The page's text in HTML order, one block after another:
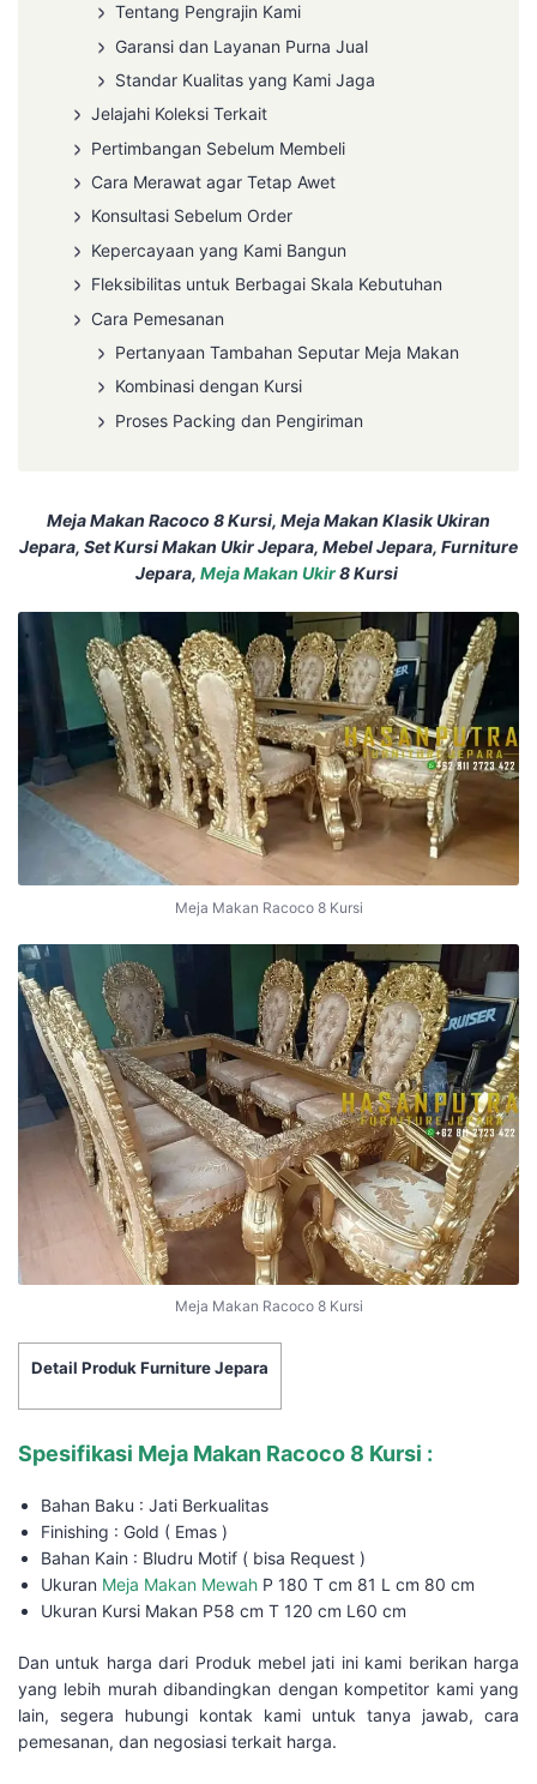
Tentang Pengrajin Kami
Garansi dan Layanan Purna Jual
Standar Kualitas yang Kami Jaga
Jelajahi Koleksi Terkait
Pertimbangan Sebelum Membeli
Cara Merawat agar Tetap Awet
Konsultasi Sebelum Order
Kepercayaan yang Kami Bangun
Fleksibilitas untuk Berbagai Skala Kebutuhan
Cara Pemesanan
Pertanyaan Tambahan Seputar Meja Makan
Kombinasi dengan Kursi
Proses Packing dan Pengiriman
Meja Makan Racoco 8 Kursi, Meja Makan Klasik Ukiran
Jepara, Set Kursi Makan Ukir Jepara, Mebel Jepara, Furniture
Jepara, Meja Makan Ukir8 Kursi
Meja Makan Racoco 8 Kursi
Meja Makan Racoco 8 Kursi
Detail Produk Furniture Jepara
Spesifikasi Meja Makan Racoco 8 Kursi :
Bahan Baku : Jati Berkualitas
Finishing : Gold ( Emas )
Bahan Kain : Bludru Motif ( bisa Request )
Ukuran Meja Makan Mewah P 180 T cm 81 L cm 80 cm
Ukuran Kursi Makan P58 cm T 120 cm L60 cm
Dan untuk harga dari Produk mebel jati ini kami berikan harga
yang lebih murah dibandingkan dengan kompetitor kami yang
lain, segera hubungi kontak kami untuk tanya jawab, cara
pemesanan, dan negosiasi terkait harga.